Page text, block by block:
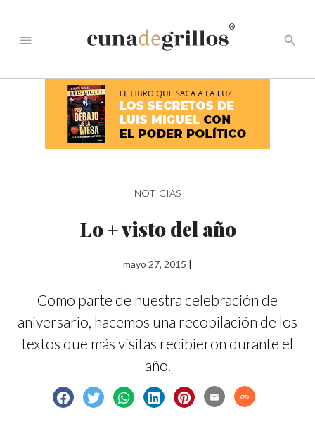
menu
®
search
NOTICIAS
Lo + visto del año
mayo 27, 2015 |
Como parte de nuestra celebración de
aniversario, hacemos una recopilación de los
textos que más visitas recibieron durante el
año.
email link